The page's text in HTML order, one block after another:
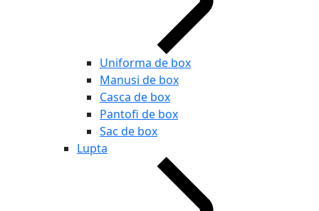
Uniforma de box
Manusi de box
Casca de box
Pantofi de box
Sac de box
Lupta